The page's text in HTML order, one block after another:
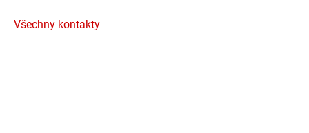
Všechny kontakty